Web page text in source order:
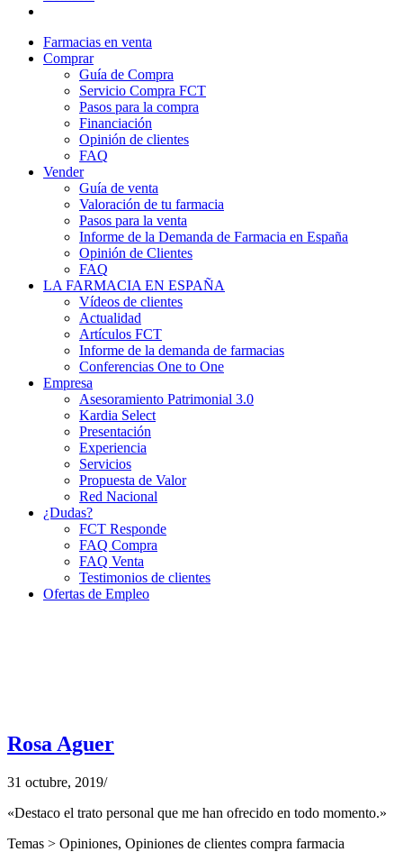
Farmacias en venta
Comprar
Guía de Compra
Servicio Compra FCT
Pasos para la compra
Financiación
Opinión de clientes
FAQ
Vender
Guía de venta
Valoración de tu farmacia
Pasos para la venta
Informe de la Demanda de Farmacia en España
Opinión de Clientes
FAQ
LA FARMACIA EN ESPAÑA
Vídeos de clientes
Actualidad
Artículos FCT
Informe de la demanda de farmacias
Conferencias One to One
Empresa
Asesoramiento Patrimonial 3.0
Kardia Select
Presentación
Experiencia
Servicios
Propuesta de Valor
Red Nacional
¿Dudas?
FCT Responde
FAQ Compra
FAQ Venta
Testimonios de clientes
Ofertas de Empleo
Rosa Aguer
31 octubre, 2019/
«Destaco el trato personal que me han ofrecido en todo momento.»
Temas > Opiniones, Opiniones de clientes compra farmacia